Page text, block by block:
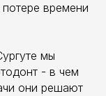
времени
мы
- в чем
они решают